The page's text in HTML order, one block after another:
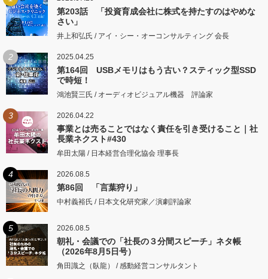
第203話 「投資育成会社に株式を持たすのはやめな
さい」
井上和弘氏 / アイ・シー・オーコンサルティング 会長
2 2025.04.25
第164回 USBメモリはもう古い？スティック型SSD
で時短！
鴻池賢三氏 / オーディオビジュアル機器 評論家
3 2026.04.22
事業とは売ることではなく責任を引き受けること｜社
長業ネクスト#430
牟田太陽 / 日本経営合理化協会 理事長
4 2026.08.5
第86回 「言葉狩り」
中村義裕氏 / 日本文化研究家／演劇評論家
5 2026.08.5
朝礼・会議での「社長の３分間スピーチ」ネタ帳
（2026年8月5日号）
角田識之（臥龍） / 感動経営コンサルタント